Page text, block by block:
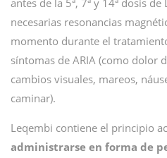
antes de la 5ª, 7ª y 14ª dosis
necesarias resonancias
momento durante el
síntomas de ARIA (como dolor
cambios visuales, mareos,
caminar).
Leqembi contiene el principio
administrarse en forma de